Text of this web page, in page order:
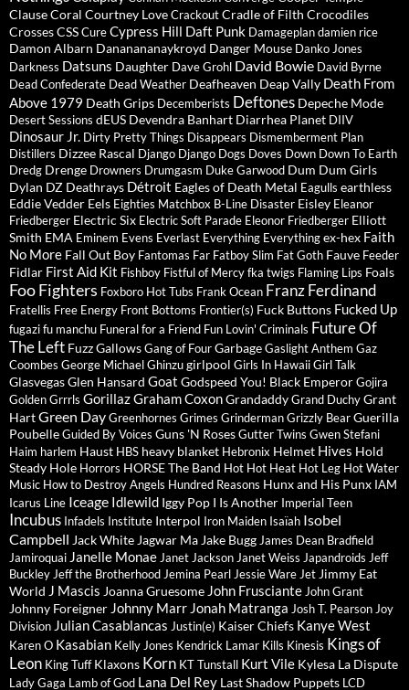
ClauseCoral Courtney LoveCrackoutCradle of Filth Crocodiles
CrossesCSSCureCypress Hill Daft Punk Damageplandamien rice
Damon Albarn Dananananaykroyd Danger Mouse Danko Jones
Darkness Datsuns Daughter Dave Grohl David Bowie David Byrne
Dead Confederate Dead Weather Deafheaven Deap Vally Death From
Above 1979 Death Grips Decemberists Deftones Depeche Mode
Desert Sessions dEUS Devendra Banhart Diarrhea Planet DIIV
Dinosaur Jr. Dirty Pretty Things Disappears Dismemberment Plan
Distillers Dizzee Rascal Django Django Dogs Doves Down Down To Earth
Dredg Drenge Drowners Drumgasm Duke Garwood Dum Dum Girls
Dylan DZ Deathrays Détroit Eagles of Death Metal Eagulls earthless
Eddie Vedder Eels Eighties Matchbox B-Line Disaster Eisley Eleanor
Friedberger Electric Six Electric Soft Parade Eleonor Friedberger Elliott
Smith EMA Eminem Evens Everlast Everything Everythingex-hex Faith
No More Fall Out Boy Fantomas Far Fatboy Slim Fat Goth Fauve Feeder
Fidlar First Aid Kit Fishboy Fistful of Mercyfka twigs Flaming Lips Foals
Foo Fighters Foxboro Hot Tubs Frank Ocean Franz Ferdinand
Fratellis Free Energy Front Bottoms Frontier(s) Fuck Buttons Fucked Up
fugazifu manchu Funeral for a Friend Fun Lovin' Criminals Future Of
The Left FuzzGallowsGang of FourGarbageGaslight Anthem Gaz
Coombes George MichaelGhinzugirlpool Girls In HawaiiGirl Talk
GlasvegasGlen Hansard Goat Godspeed You! Black EmperorGojira
Golden Grrrls GorillazGraham CoxonGrandaddyGrand DuchyGrant
HartGreen DayGreenhornes Grimes GrindermanGrizzly BearGuerilla
PoubelleGuided By Voices Guns 'N RosesGutter Twins Gwen Stefani
Haim harlem Haust HBS heavy blanket Hebronix Helmet Hives Hold
Steady Hole Horrors HORSE The Band Hot Hot Heat Hot Leg Hot Water
Music How to Destroy Angels Hundred Reasons Hunx and His Punx IAM
Icarus Line Iceage Idlewild Iggy Pop I Is Another Imperial Teen
Incubus Infadels Institute Interpol Iron Maiden Isaïah Isobel
Campbell Jack White Jagwar Ma Jake Bugg James Dean Bradfield
Jamiroquai Janelle Monae Janet Jackson Janet Weiss Japandroids Jeff
Buckley Jeff the Brotherhood Jemina Pearl Jessie Ware Jet Jimmy Eat
World J Mascis Joanna Gruesome John Frusciante John Grant
Johnny Foreigner Johnny Marr Jonah Matranga Josh T. Pearson Joy
Division Julian Casablancas Justin(e) Kaiser Chiefs Kanye West
Karen O Kasabian Kelly Jones Kendrick Lamar Kills Kinesis Kings of
Leon King Tuff Klaxons Korn KT Tunstall Kurt Vile Kylesa La Dispute
Lady Gaga Lamb of God Lana Del Rey Last Shadow Puppets LCD